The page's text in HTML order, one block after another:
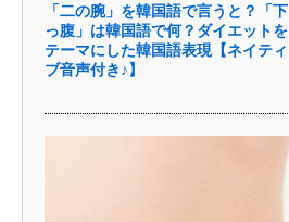
「二の腕」を韓国語で言うと？「下
っ腹」は韓国語で何？ダイエットを
テーマにした韓国語表現【ネイティ
ブ音声付き♪】